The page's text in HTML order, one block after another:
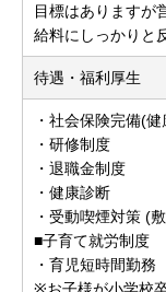
目標はありますが
給料にしっかりと
待遇・福利厚生
・社会保険完備(
・研修制度
・退職金制度
・健康診断
・受動喫煙対策 (
■子育て就労制度
・育児短時間勤務
※お子様が小学校